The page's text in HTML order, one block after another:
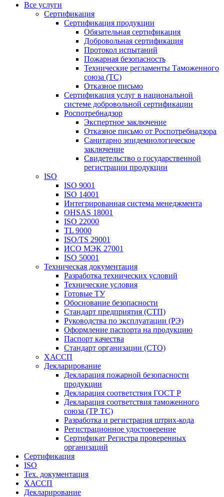
Все услуги
Сертификация
Сертификация продукции
Обязательная сертификация
Добровольная сертификация
Протокол испытаний
Пожарная безопасность
Технические регламенты Таможенного
союза (ТС)
Отказное письмо
Сертификация услуг в национальной
системе добровольной сертификации
Роспотребнадзор
Экспертное заключение
Отказное письмо от Роспотребнадзора
Санитарно эпидемиологическое
заключение
Свидетельство о государственной
регистрации продукции
ISO
ISO 9001
ISO 14001
Интегрированная система менеджмента
OHSAS 18001
ISO 22000
TL 9000
ISO/TS 29001
ИСО МЭК 27001
ISO 50001
Техническая документация
Разработка технических условий
Технические условия
Готовые ТУ
Обоснование безопасности
Стандарт предприятия (СТП)
Руководства по эксплуатации (РЭ)
Оформление паспорта на продукцию
Паспорт качества
Стандарт организации (СТО)
ХАССП
Декларирование
Декларация пожарной безопасности
продукции
Декларация соответствия ГОСТ Р
Декларация соответствия таможенного
союза (ТР ТС)
Разработка и регистрация штрих-кода
Регистрационное удостоверение
Сертификат Регистра проверенных
организаций
Сертификация
ISO
Тех. документация
ХАССП
Декларирование